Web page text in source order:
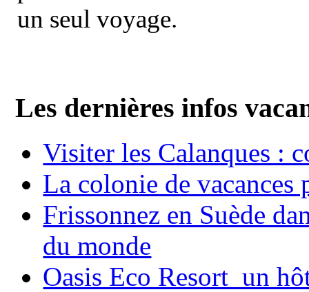
un seul voyage.
Les dernières infos
Visiter les Calanques :
La colonie de vacances
Frissonnez en Suède
du monde
Oasis Eco Resort un